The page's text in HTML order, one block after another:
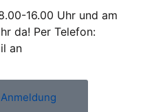
16.00 Uhr und am
da! Per Telefon:
an